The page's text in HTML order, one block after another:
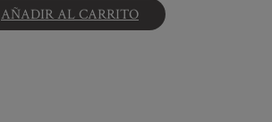
AÑADIR AL CARRITO